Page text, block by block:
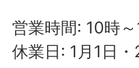
営業時間: 10時
休業日: 1月1日・